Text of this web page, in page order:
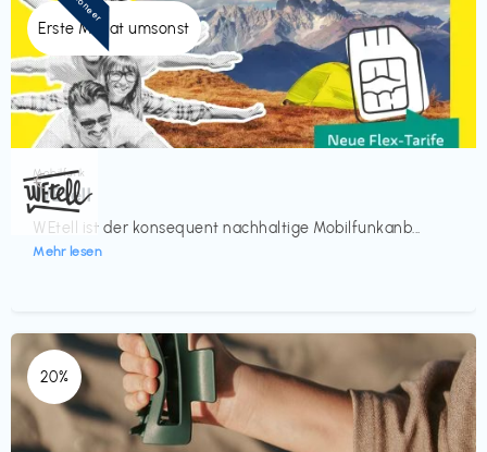
Erste Monat umsonst
Mobilfunk
WEtell
WEtell ist der konsequent nachhaltige Mobilfunkanb...
Mehr lesen
€‎
20%